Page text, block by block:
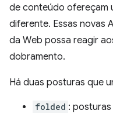
de conteúdo ofereçam
diferente. Essas novas
da Web possa reagir
dobramento.
Há duas posturas que
folded :